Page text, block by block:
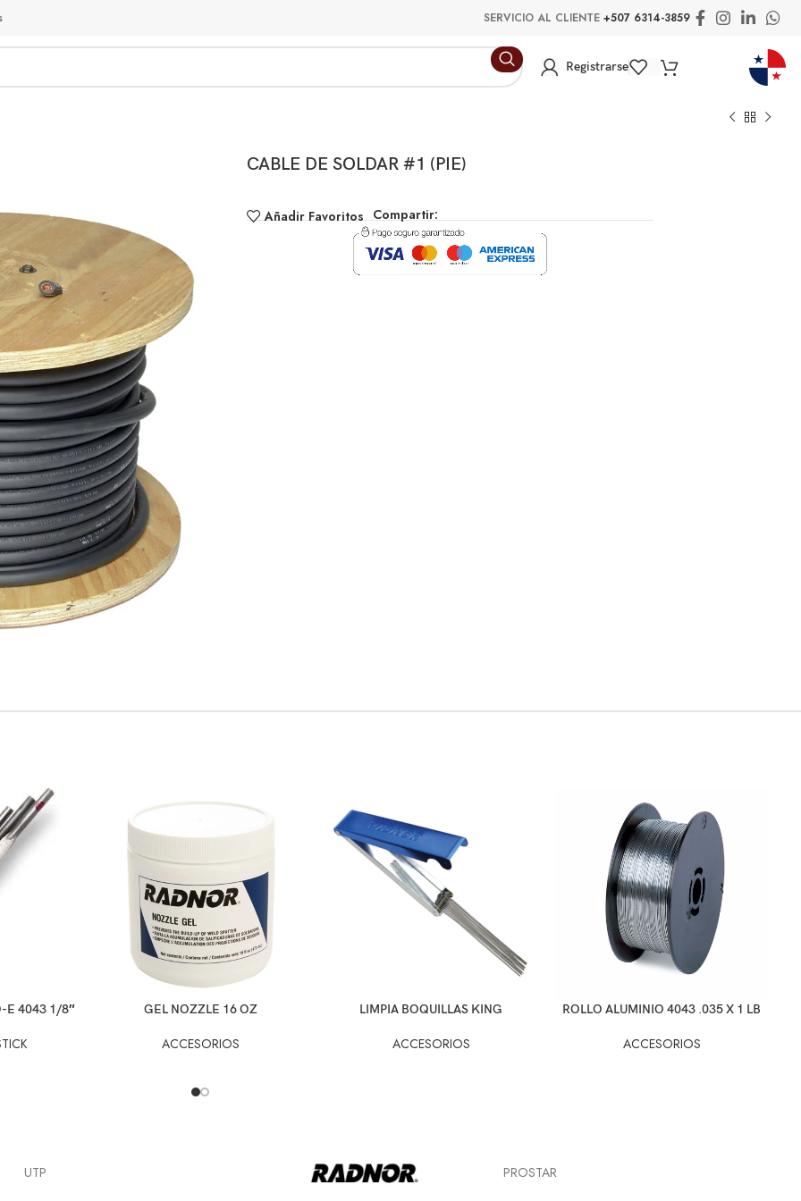
SERVICIO AL CLIENTE +507 6314-3859
Registrarse
CABLE DE SOLDAR #1 (PIE)
Añadir Favoritos Compartir:
E 4043 1/8″ GEL NOZZLE 16 OZ
ACCESORIOS
LIMPIA BOQUILLAS KING
ACCESORIOS
ROLLO ALUMINIO 4043 .035 X 1 LB
ACCESORIOS
UTP PROSTAR